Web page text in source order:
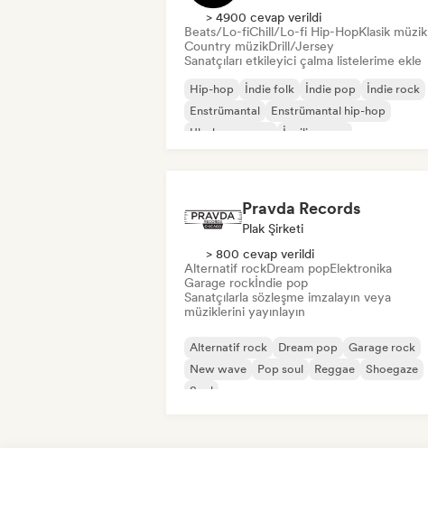
> 4900 cevap verildi
Beats/Lo-fiChill/Lo-fi Hip-HopKlasik müzik
Country müzikDrill/Jersey
Sanatçıları etkileyici çalma listelerime ekle
Hip-hop İndie folk İndie pop
İndie rock
Enstrümantal
Enstrümantal hip-hop
Uluslararası rap
İngilizce rap
Pravda Records
Plak Şirketi
> 800 cevap verildi
Alternatif rockDream popElektronika
Garage rockİndie pop
Sanatçılarla sözleşme imzalayın veya
müziklerini yayınlayın
Alternatif rock Dream pop
Garage rock
New wave
Pop soul Reggae
Shoegaze
Soul